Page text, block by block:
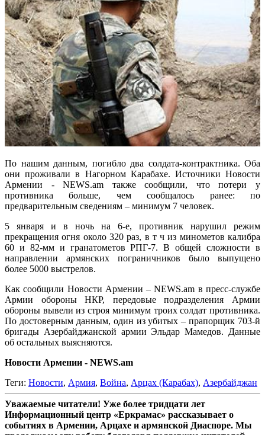
По нашим данным, погибло два солдата-контрактника. Оба
они проживали в Нагорном Карабахе. Источники Новости
Армении - NEWS.am также сообщили, что потери у
противника больше, чем сообщалось ранее: по
предварительным сведениям – минимум 7 человек.
5 января и в ночь на 6-е, противник нарушил режим
прекращения огня около 320 раз, в т ч из минометов калибра
60 и 82-мм и гранатометов РПГ-7. В общей сложности в
направлении армянских пограничников было выпущено
более 5000 выстрелов.
Как сообщили Новости Армении – NEWS.am в пресс-службе
Армии обороны НКР, передовые подразделения Армии
обороны вывели из строя минимум троих солдат противника.
По достоверным данным, один из убитых – прапорщик 703-й
бригады Азербайджанской армии Эльдар Мамедов. Данные
об остальных выясняются.
Новости Армении - NEWS.am
Теги: Новости, Армия, Война, Арцах (Карабах), Азербайджан
Уважаемые читатели! Уже более тридцати лет
Информационный центр «Еркрамас» рассказывает о
событиях в Армении, Арцахе и армянской Диаспоре. Мы